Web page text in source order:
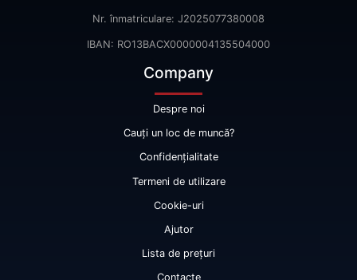
Nr. înmatriculare: J2025077380008
IBAN: RO13BACX0000004135504000
Company
Despre noi
Cauți un loc de muncă?
Confidențialitate
Termeni de utilizare
Cookie-uri
Ajutor
Lista de prețuri
Contacte